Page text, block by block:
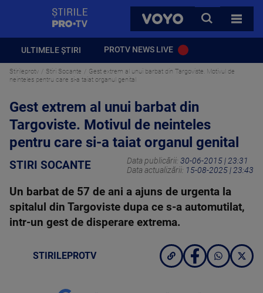
VOYO
CAUTA
TOATE
ULTIMELE ȘTIRI PROTV NEWS LIVE
Stirileprotv Stiri Socante
Gest extrem al unui barbat din Targoviste. Motivul de
neinteles pentru care si-a taiat organul genital
Gest extrem al unui barbat din
Targoviste. Motivul de neinteles
pentru care si-a taiat organul genital
STIRI SOCANTE Data publicării: 30-06-2015 | 23:31
Data actualizării: 15-08-2025 | 23:43
Un barbat de 57 de ani a ajuns de urgenta la
spitalul din Targoviste dupa ce s-a automutilat,
intr-un gest de disperare extrema.
STIRILEPROTV